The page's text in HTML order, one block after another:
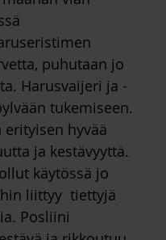
puhutaan jo
Harusvaijeri ja -
tukemiseen.
hyvää
ja kestävyyttä.
käytössä jo
liittyy tiettyjä
Posliini